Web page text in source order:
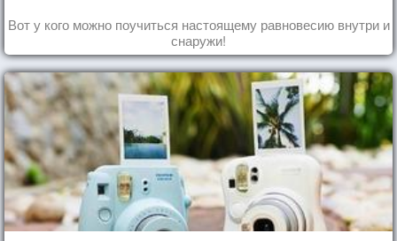
Вот у кого можно поучиться настоящему равновесию внутри и
снаружи!